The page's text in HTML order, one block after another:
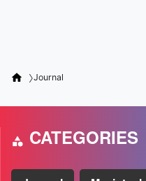
Journal
CATEGORIES